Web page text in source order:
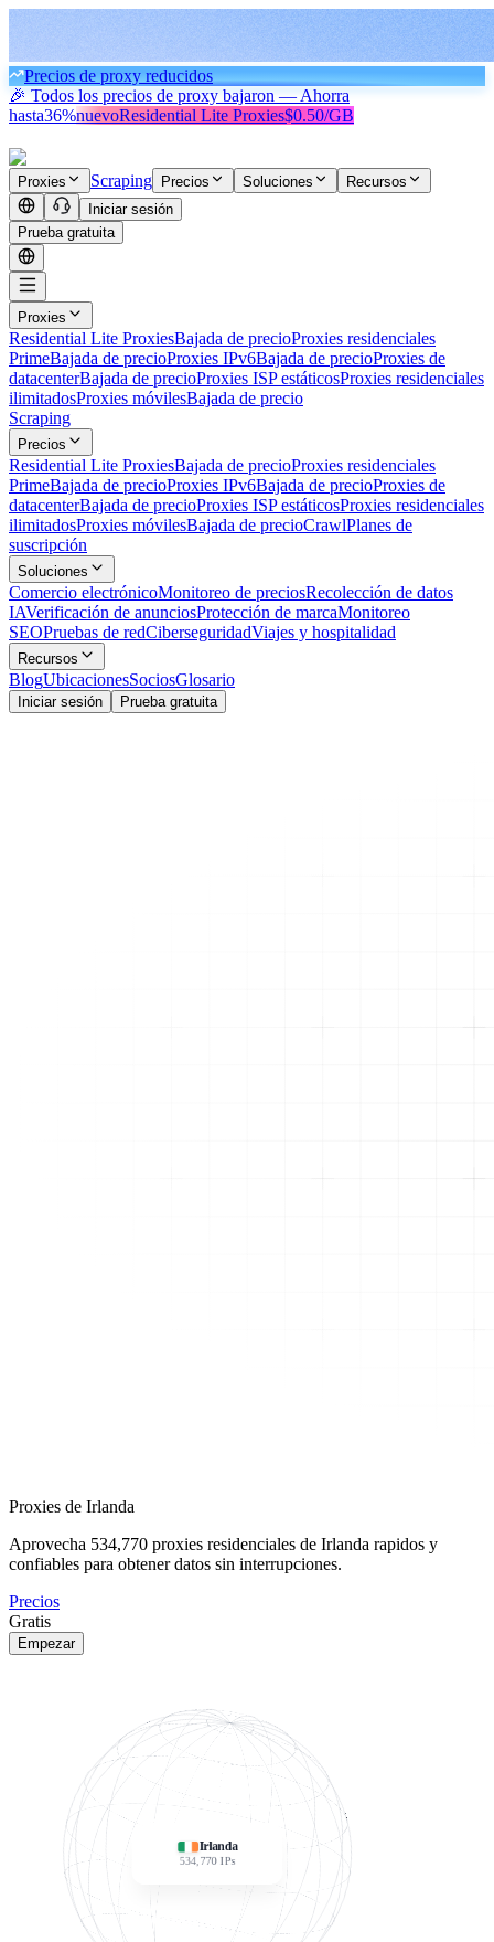
Precios de proxy reducidos
🎉 Todos los precios de proxy bajaron — Ahorra
hasta36%nuevoResidential Lite Proxies$0.50/GB
Proxies Scraping Precios Soluciones
Recursos
Iniciar sesión
Prueba gratuita
Proxies
Residential Lite ProxiesBajada de precioProxies residenciales
PrimeBajada de precioProxies IPv6Bajada de precioProxies de
datacenterBajada de precioProxies ISP estáticosProxies residenciales
ilimitadosProxies móvilesBajada de precio
Scraping
Precios
Residential Lite ProxiesBajada de precioProxies residenciales
PrimeBajada de precioProxies IPv6Bajada de precioProxies de
datacenterBajada de precioProxies ISP estáticosProxies residenciales
ilimitadosProxies móvilesBajada de precioCrawlPlanes de
suscripción
Soluciones
Comercio electrónicoMonitoreo de preciosRecolección de datos
IAVerificación de anunciosProtección de marcaMonitoreo
SEOPruebas de redCiberseguridadViajes y hospitalidad
Recursos
BlogUbicacionesSociosGlosario
Iniciar sesión Prueba gratuita
Proxies de Irlanda
Aprovecha 534,770 proxies residenciales de Irlanda rapidos y
confiables para obtener datos sin interrupciones.
Precios
Gratis
Empezar
Irlanda
534,770IPs